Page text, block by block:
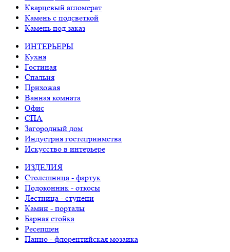
Кварцевый агломерат
Камень с подсветкой
Камень под заказ
ИНТЕРЬЕРЫ
Кухня
Гостиная
Спальня
Прихожая
Ванная комната
Офис
СПА
Загородный дом
Индустрия гостеприимства
Искусство в интерьере
ИЗДЕЛИЯ
Столешница - фартук
Подоконник - откосы
Лестница - ступени
Камин - порталы
Барная стойка
Ресепшен
Панно - флорентийская мозаика